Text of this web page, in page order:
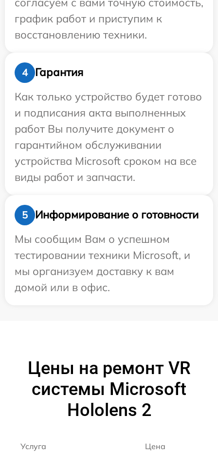
график работ и приступим к
восстановлению техники.
4
Гарантия
Как только устройство будет готово
и подписания акта выполненных
работ Вы получите документ о
гарантийном обслуживании
устройства Microsoft сроком на все
виды работ и запчасти.
5
Информирование о готовности
Мы сообщим Вам о успешном
тестировании техники Microsoft, и
мы организуем доставку к вам
домой или в офис.
Цены на ремонт VR
системы Microsoft
Hololens 2
Услуга Цена